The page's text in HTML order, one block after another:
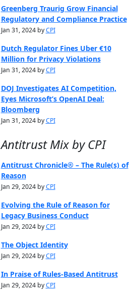
Greenberg Traurig Grow Financial
Regulatory and Compliance Practice
Jan 31, 2024 byCPI
Dutch Regulator Fines Uber €10
Million for Privacy Violations
Jan 31, 2024 byCPI
DOJ Investigates AI Competition,
Eyes Microsoft’s OpenAI Deal:
Bloomberg
Jan 31, 2024 byCPI
Antitrust Mix by CPI
Antitrust Chronicle® – The Rule(s) of
Reason
Jan 29, 2024 byCPI
Evolving the Rule of Reason for
Legacy Business Conduct
Jan 29, 2024 byCPI
The Object Identity
Jan 29, 2024 byCPI
In Praise of Rules-Based Antitrust
Jan 29, 2024 byCPI